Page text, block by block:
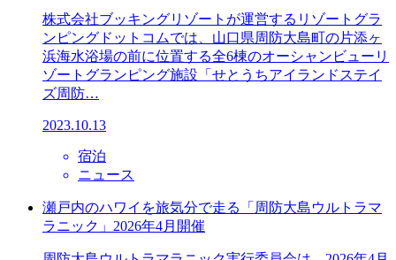
株式会社ブッキングリゾートが運営するリゾートグラ
ンピングドットコムでは、山口県周防大島町の片添ヶ
浜海水浴場の前に位置する全6棟のオーシャンビューリ
ゾートグランピング施設「せとうちアイランドステイ
ズ周防…
2023.10.13
宿泊
ニュース
瀬戸内のハワイを旅気分で走る「周防大島ウルトラマ
ラニック」2026年4月開催